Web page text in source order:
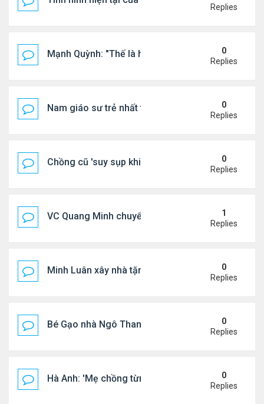
Replies
Mạnh Quỳnh: "Thế là hết"
0
Replies
Nam giáo sư trẻ nhất thế giới ở tuổi 18
0
Replies
Chồng cũ 'suy sụp khi biết tin Nicole Kidman có
0
Replies
VC Quang Minh chuyển về tổ ấm
1
Replies
Minh Luân xây nhà tặng cha mẹ
0
Replies
Bé Gạo nhà Ngô Thanh Vân dễ thương trong tiệc
0
Replies
Hà Anh: 'Mẹ chồng từng ngạc nhiên vì tôi luôn trả
0
Replies